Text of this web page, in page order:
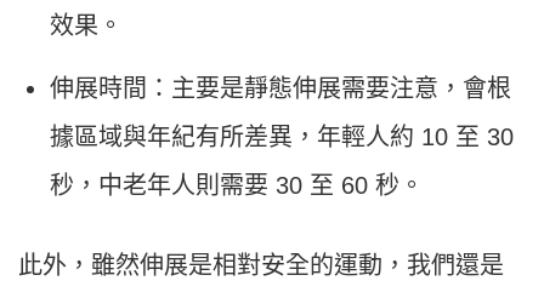
效果。
伸展時間：主要是靜態伸展需要注意，會根
據區域與年紀有所差異，年輕人約 10 至 30
秒，中老年人則需要 30 至 60 秒。
此外，雖然伸展是相對安全的運動，我們還是